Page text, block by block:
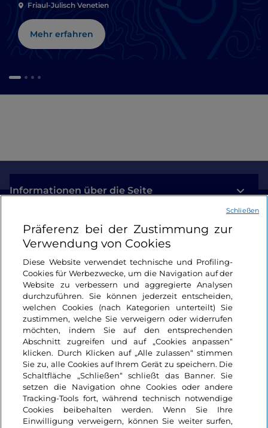
Friaul-Julisch Venetien
Mehr erfahren
Informationen über die Seite
Nützliche Links
Login
Bleiben wir in Kontakt
Präferenz bei der Zustimmung zur
Verwendung von Cookies
Diese Website verwendet technische und Profiling-
Cookies für Werbezwecke, um die Navigation auf der
Website zu verbessern und aggregierte Analysen
durchzuführen. Sie können jederzeit entscheiden,
welchen Cookies (nach Kategorien unterteilt) Sie
zustimmen, welche Sie verweigern oder widerrufen
möchten, indem Sie auf den entsprechenden
Abschnitt zugreifen und auf „Cookies anpassen“
klicken. Durch Klicken auf „Alle zulassen“ stimmen
Sie zu, alle Cookies auf Ihrem Gerät zu speichern. Die
Schaltfläche „Schließen“ schließt das Banner. Sie
setzen die Navigation ohne Cookies oder andere
Tracking-Tools fort, während technisch notwendige
Cookies beibehalten werden. Wenn Sie Ihre
Einwilligung verweigern, können Sie weiter surfen,
Schließen